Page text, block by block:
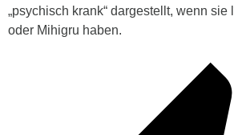
„psychisch krank“ dargestellt, wenn sie
oder Mihigru haben.